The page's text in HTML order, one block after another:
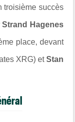
troisième succès
Strand Hagenes
place, devant
XRG) etStan